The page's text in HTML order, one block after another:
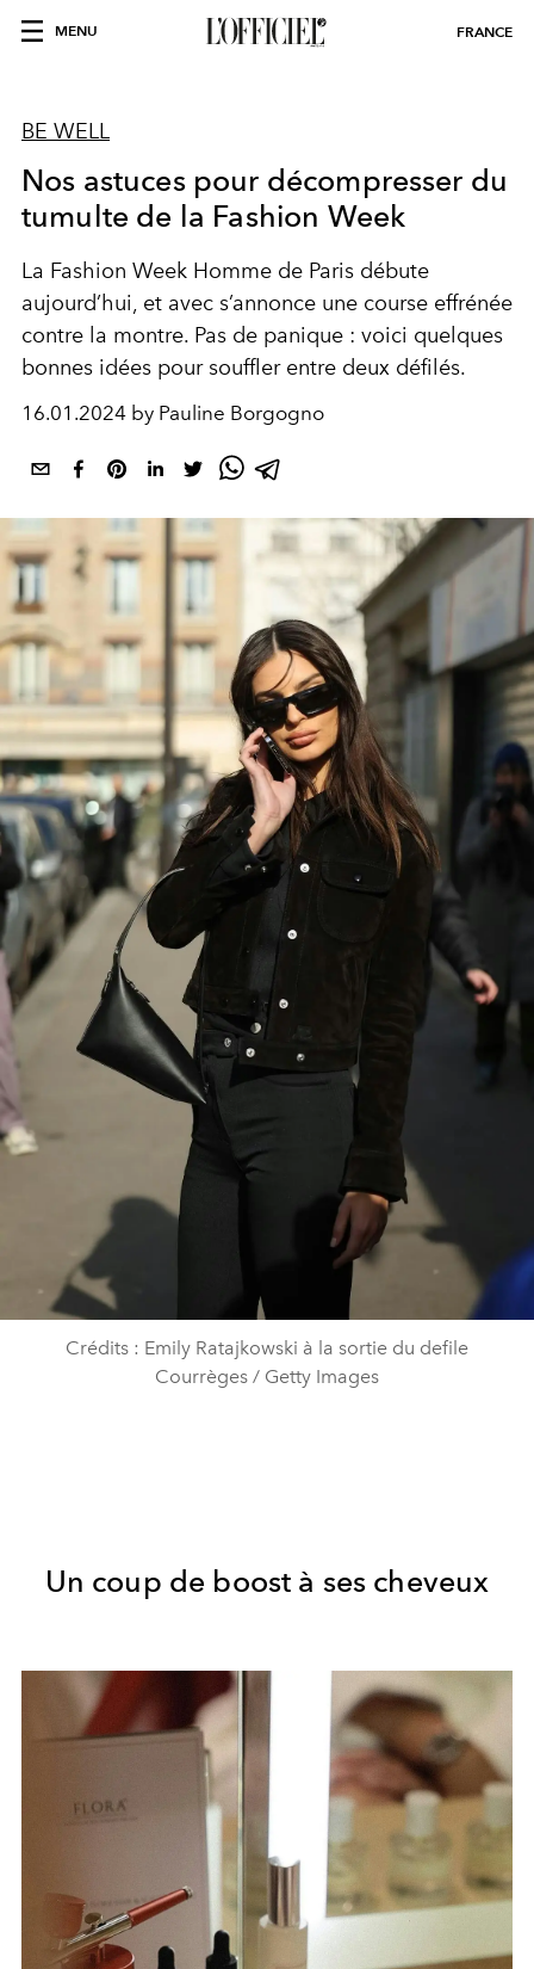
MENU FRANCE
BE WELL
Nos astuces pour décompresser du
tumulte de la Fashion Week
La Fashion Week Homme de Paris débute
aujourd’hui, et avec s’annonce une course effrénée
contre la montre. Pas de panique : voici quelques
bonnes idées pour souffler entre deux défilés.
16.01.2024 by Pauline Borgogno
Crédits : Emily Ratajkowski à la sortie du defile
Courrèges / Getty Images
Un coup de boost à ses cheveux